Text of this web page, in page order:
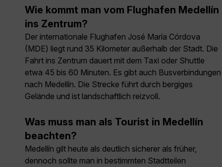
Wie kommt man vom Flughafen Medellín
ins Zentrum?
Der internationale Flughafen José María Córdova
(MDE) liegt rund 35 Kilometer außerhalb der Stadt. Die
Fahrt ins Zentrum dauert mit dem Taxi oder Shuttle
etwa 45 bis 60 Minuten. Es gibt auch Busverbindungen
nach Medellín. Die Strecke führt durch bergiges
Gelände und ist landschaftlich reizvoll.
Was muss man als Tourist in Medellín
beachten?
Medellín gilt heute als deutlich sicherer als früher,
dennoch sollte man in bestimmten Stadtteilen